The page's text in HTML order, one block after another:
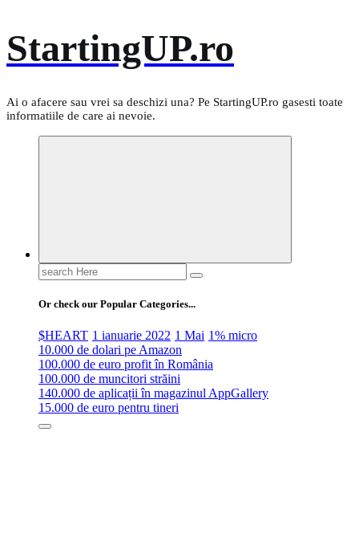
StartingUP.ro
Ai o afacere sau vrei sa deschizi una? Pe StartingUP.ro gasesti toate
informatiile de care ai nevoie.
Search
for:
Or check our Popular Categories...
$HEART 1 ianuarie 2022 1 Mai 1% micro
10.000 de dolari pe Amazon
100.000 de euro profit în România
100.000 de muncitori străini
140.000 de aplicații în magazinul AppGallery
15.000 de euro pentru tineri